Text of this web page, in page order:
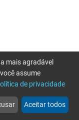
web more_horiz
Mais
mais agradável
assume
de privacidade
Aceitar todos